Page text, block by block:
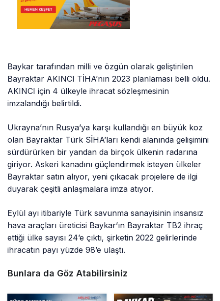
Baykar tarafından milli ve özgün olarak geliştirilen
Bayraktar AKINCI TİHA’nın 2023 planlaması belli oldu.
AKINCI için 4 ülkeyle ihracat sözleşmesinin
imzalandığı belirtildi.
Ukrayna’nın Rusya’ya karşı kullandığı en büyük koz
olan Bayraktar Türk SİHA’ları kendi alanında gelişimini
sürdürürken bir yandan da birçok ülkenin radarına
giriyor. Askeri kanadını güçlendirmek isteyen ülkeler
Bayraktar satın alıyor, yeni çıkacak projelere de ilgi
duyarak çeşitli anlaşmalara imza atıyor.
Eylül ayı itibariyle Türk savunma sanayisinin insansız
hava araçları üreticisi Baykar’ın Bayraktar TB2 ihraç
ettiği ülke sayısı 24’e çıktı, şirketin 2022 gelirlerinde
ihracatın payı yüzde 98’e ulaştı.
Bunlara da Göz Atabilirsiniz